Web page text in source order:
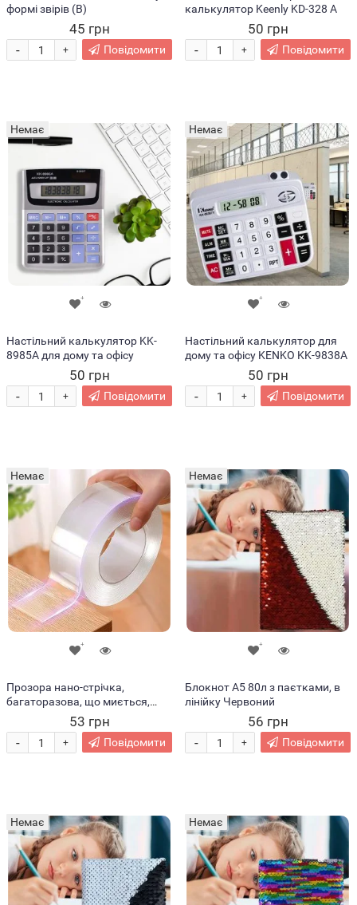
формі звірів (В)
45 грн
+
- Повідомити
калькулятор Keenly KD-328 A
50 грн
+
- Повідомити
Немає
Настільний калькулятор KK-
8985A для дому та офісу
50 грн
+
- Повідомити
Немає
Настільний калькулятор для
дому та офісу KENKO KK-9838A
50 грн
+
- Повідомити
Немає
Прозора нано-стрічка,
багаторазова, що миється,
двостороння клейка стрічка
Ivy Grip Tape 1 м
53 грн
+
- Повідомити
Немає
Блокнот А5 80л з паєтками, в
лінійку Червоний
56 грн
+
- Повідомити
Немає Немає